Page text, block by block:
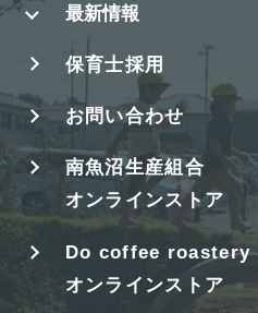
最新情報
保育士採用
お問い合わせ
南魚沼生産組合
オンラインストア
Do coffee roastery
オンラインストア